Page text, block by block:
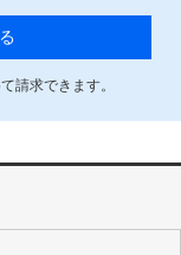
請求できます。